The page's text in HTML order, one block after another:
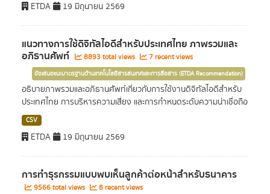
ETDA 19 มิถุนายน 2569
แนวทางการใช้ดิจิทัลไอดีสำหรับประเทศไทย ภาพรวมและ
อภิธานศัพท์ 8893 total views 7 recent views
ข้อเสนอแนะมาตรฐานด้านเทคโนโลยีสารสนเทศและการสื่อสาร (ETDA Recommendation)
อธิบายภาพรวมและอภิธานศัพท์เกี่ยวกับการใช้งานดิจิทัลไอดีสำหรับ
ประเทศไทย การบริหารความเสี่ยง และการกำหนดระดับความน่าเชื่อถือ
CSV
ETDA 19 มิถุนายน 2569
การทำธุรกรรมแบบพบเห็นลูกค้าต่อหน้าสำหรับธนาคาร
9566 total views 8 recent views